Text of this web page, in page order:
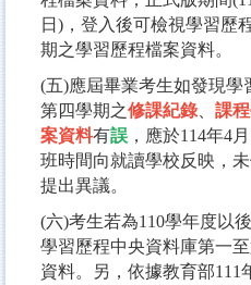
日)，登入後可檢視學習歷
期之學習歷程檔案資料。
(五)應屆畢業考生如發現學
第四學期之修課紀錄 課
案資料有誤 ，應於114年4
班時間向就讀學校反映，
提出異議。
(六)考生若為110學年度以
學習歷程中央資料庫第一
資料。另，依據教育部111